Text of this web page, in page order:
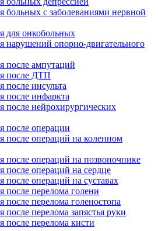
больных с заболеваниями нервной
для онкобольных
нарушений опорно-двигательного
после ампутаций
после ДТП
после инсульта
после инфаркта
после нейрохирургических
после операции
после операций на коленном
после операций на позвоночнике
после операций на сердце
после операций на суставах
после перелома голени
после перелома голеностопа
после перелома запястья руки
после перелома кисти